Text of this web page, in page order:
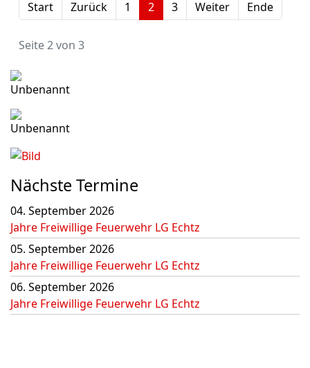
Start Zurück 1 2 3 Weiter Ende
Seite 2 von 3
Nächste Termine
04. September 2026
Jahre Freiwillige Feuerwehr LG Echtz
05. September 2026
Jahre Freiwillige Feuerwehr LG Echtz
06. September 2026
Jahre Freiwillige Feuerwehr LG Echtz